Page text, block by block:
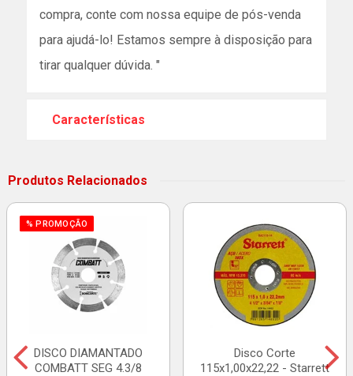
compra, conte com nossa equipe de pós-venda
para ajudá-lo! Estamos sempre à disposição para
tirar qualquer dúvida. "
Características
Produtos Relacionados
% PROMOÇÃO
DISCO DIAMANTADO
COMBATT SEG 4.3/8
Disco Corte
115x1,00x22,22 - Starrett